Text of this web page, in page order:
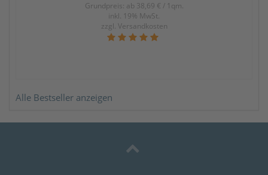
Grundpreis: ab 38,69 € / 1qm.
inkl. 19% MwSt.
Versandkosten
Alle Bestseller anzeigen